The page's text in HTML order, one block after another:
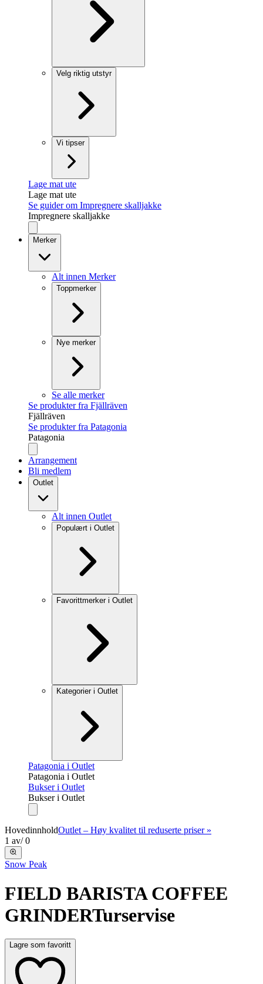
Velg riktig utstyr
Vi tipser
Lage mat ute
Lage mat ute
Se guider om Impregnere skalljakke
Impregnere skalljakke
Merker
Alt innen Merker
Toppmerker
Nye merker
Se alle merker
Se produkter fra Fjällräven
Fjällräven
Se produkter fra Patagonia
Patagonia
Arrangement
Bli medlem
Outlet
Alt innen Outlet
Populært i Outlet
Favorittmerker i Outlet
Kategorier i Outlet
Patagonia i Outlet
Patagonia i Outlet
Bukser i Outlet
Bukser i Outlet
HovedinnholdOutlet – Høy kvalitet til reduserte priser »
1 av/ 0
Snow Peak
FIELD BARISTA COFFEE
GRINDERTurservise
Lagre som favoritt